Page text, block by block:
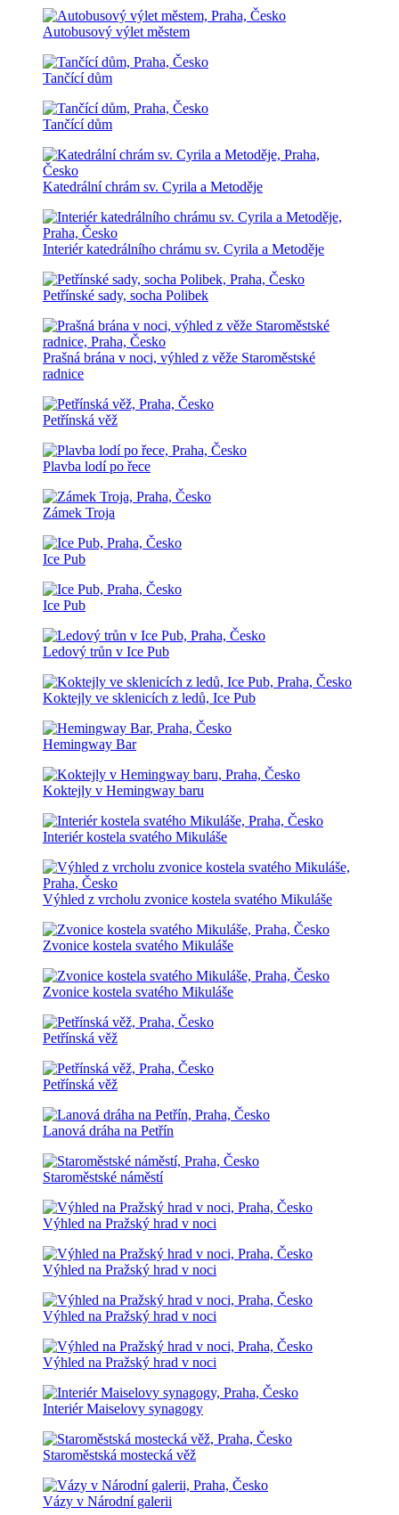
Autobusový výlet městem
Tančící dům
Tančící dům
Katedrální chrám sv. Cyrila a Metoděje
Interiér katedrálního chrámu sv. Cyrila a Metoděje
Petřínské sady, socha Polibek
Prašná brána v noci, výhled z věže Staroměstské
radnice
Petřínská věž
Plavba lodí po řece
Zámek Troja
Ice Pub
Ice Pub
Ledový trůn v Ice Pub
Koktejly ve sklenicích z ledů, Ice Pub
Hemingway Bar
Koktejly v Hemingway baru
Interiér kostela svatého Mikuláše
Výhled z vrcholu zvonice kostela svatého Mikuláše
Zvonice kostela svatého Mikuláše
Zvonice kostela svatého Mikuláše
Petřínská věž
Petřínská věž
Lanová dráha na Petřín
Staroměstské náměstí
Výhled na Pražský hrad v noci
Výhled na Pražský hrad v noci
Výhled na Pražský hrad v noci
Výhled na Pražský hrad v noci
Interiér Maiselovy synagogy
Staroměstská mostecká věž
Vázy v Národní galerii